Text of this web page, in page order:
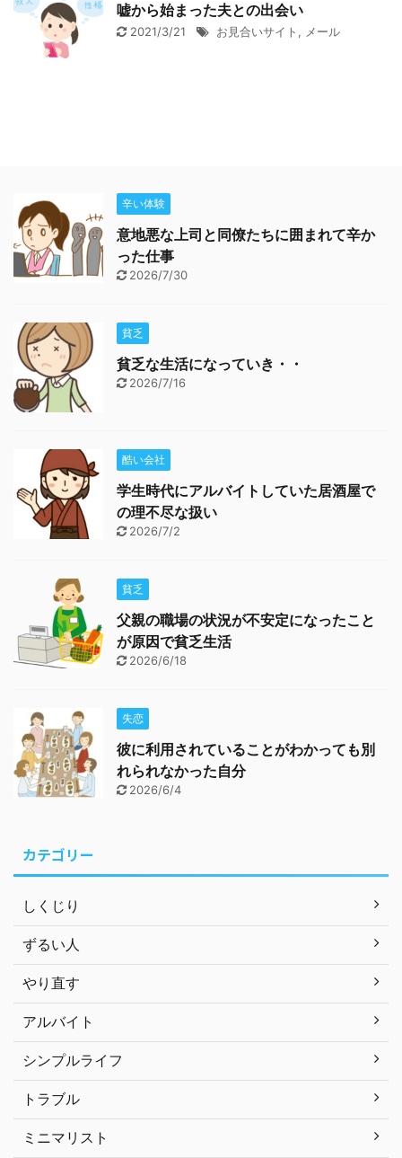
嘘から始まった夫との出会い
2021/3/21 お見合いサイト , メール
辛い体験
意地悪な上司と同僚たちに囲まれて辛か
った仕事
2026/7/30
貧乏
貧乏な生活になっていき・・
2026/7/16
酷い会社
学生時代にアルバイトしていた居酒屋で
の理不尽な扱い
2026/7/2
貧乏
父親の職場の状況が不安定になったこと
が原因で貧乏生活
2026/6/18
失恋
彼に利用されていることがわかっても別
れられなかった自分
2026/6/4
カテゴリー
しくじり
ずるい人
やり直す
アルバイト
シンプルライフ
トラブル
ミニマリスト